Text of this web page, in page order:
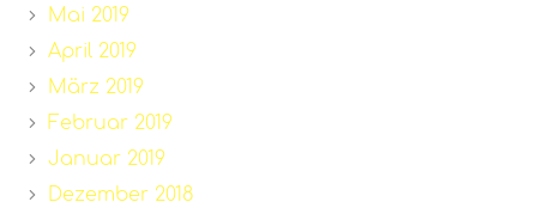
Mai 2019
April 2019
März 2019
Februar 2019
Januar 2019
Dezember 2018